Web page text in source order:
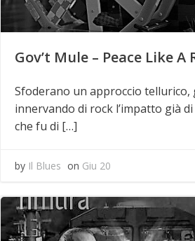
Gov’t Mule – Peace Like A
Sfoderano un approccio tellurico,
innervando di rock l’impatto già
che fu di […]
by Il Blues on Giu 20